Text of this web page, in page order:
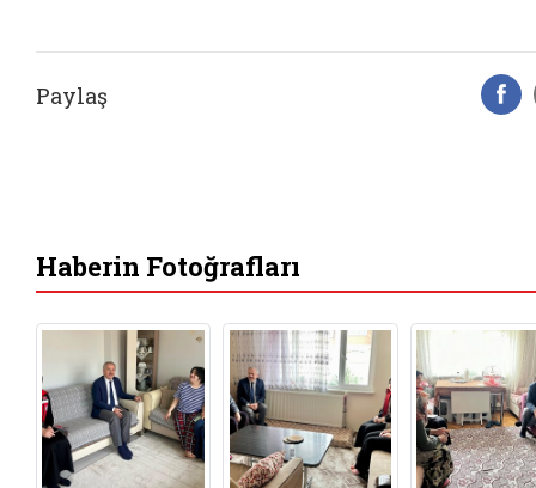
Paylaş
Haberin Fotoğrafları